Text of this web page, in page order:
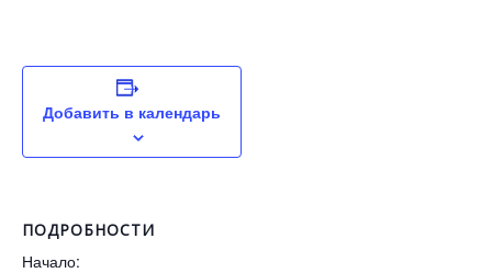
Добавить в календарь
ПОДРОБНОСТИ
Начало: